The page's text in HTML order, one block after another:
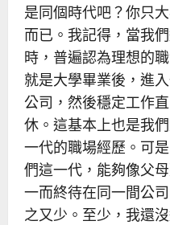
是同個時代吧？你只
而已。我記得，當我
時，普遍認為理想的
就是大學畢業後，進
公司，然後穩定工作
休。這基本上也是我
一代的職場經歷。可
們這一代，能夠像父
一而終待在同一間公
之又少。至少，我還